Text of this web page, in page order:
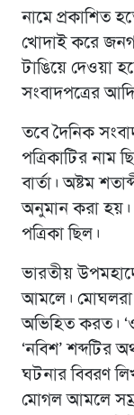
নামে প্রকাশিত
খোদাই করে
টাঙিয়ে দেওয়া
সংবাদপত্রের
তবে দৈনিক
পত্রিকাটির নাম
বার্তা। অষ্টম
অনুমান করা হয়।
পত্রিকা ছিল।
ভারতীয়
আমলে। মোঘলরা
অভিহিত করত।
‘নবিশ’ শব্দটির
ঘটনার বিবরণ
মোগল আমলে